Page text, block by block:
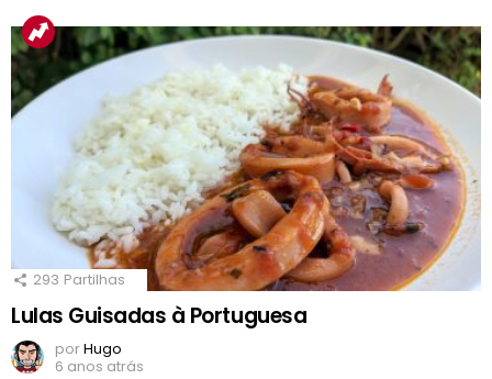
293 Partilhas
Lulas Guisadas à Portuguesa
porHugo
6 anos atrás